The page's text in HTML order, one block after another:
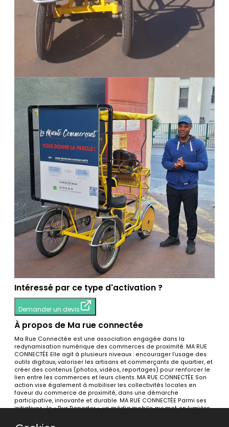
Intéressé par ce type d'activation ?
Demander un devis
À propos de Ma rue connectée
Ma Rue Connectée est une association engagée dans la
redynamisation numérique des commerces de proximité. MA RUE
CONNECTÉE Elle agit à plusieurs niveaux : encourager l’usage des
outils digitaux, valoriser les artisans et commerçants de quartier, et
créer des contenus (photos, vidéos, reportages) pour renforcer le
lien entre les commerces et leurs clients. MA RUE CONNECTÉE Son
action vise également à mobiliser les collectivités locales en
faveur du commerce de proximité, dans une démarche
participative, innovante et durable. MA RUE CONNECTÉE Parmi ses
initiatives : le « Bus Reporter », un média mobile qui met en lumière